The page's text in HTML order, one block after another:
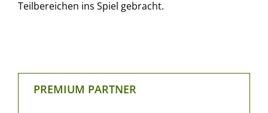
Teilbereichen ins Spiel gebracht.
PREMIUM PARTNER